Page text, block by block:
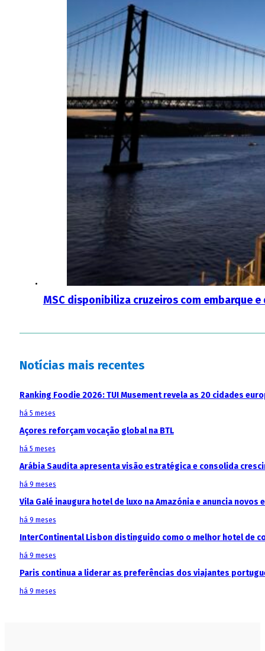
MSC disponibiliza cruzeiros com embarque
Notícias mais recentes
Ranking Foodie 2026: TUI Musement revela as 20 cidades
há 5 meses
Açores reforçam vocação global na BTL
há 5 meses
Arábia Saudita apresenta visão estratégica e consolida
há 9 meses
Vila Galé inaugura hotel de luxo na Amazónia e anuncia
há 9 meses
InterContinental Lisbon distinguido como o melhor hotel de
há 9 meses
Paris continua a liderar as preferências dos viajantes
há 9 meses